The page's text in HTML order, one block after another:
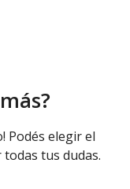
Podés elegir el
tus dudas.